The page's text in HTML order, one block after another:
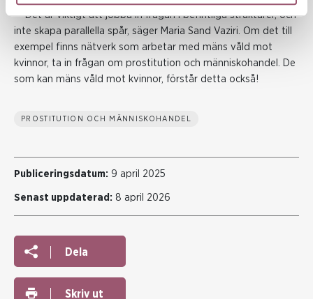
— Det är viktigt att jobba in frågan i befintliga strukturer, och
inte skapa parallella spår, säger Maria Sand Vaziri. Om det till
exempel finns nätverk som arbetar med mäns våld mot
kvinnor, ta in frågan om prostitution och människohandel. De
som kan mäns våld mot kvinnor, förstår detta också!
PROSTITUTION OCH MÄNNISKOHANDEL
Publiceringsdatum: 9 april 2025
Senast uppdaterad: 8 april 2026
Dela
Skriv ut